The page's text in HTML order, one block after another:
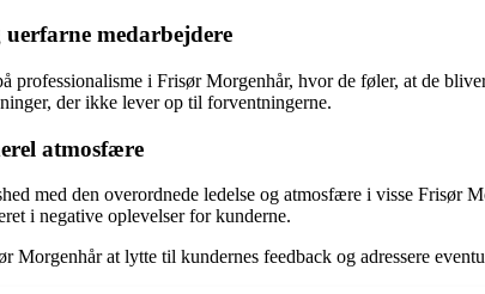
uerfarne medarbejdere
professionalisme i Frisør Morgenhår, hvor de føler, at de
der ikke lever op til forventningerne.
atmosfære
med den overordnede ledelse og atmosfære i visse Frisør
i negative oplevelser for kunderne.
Morgenhår at lytte til kundernes feedback og adressere